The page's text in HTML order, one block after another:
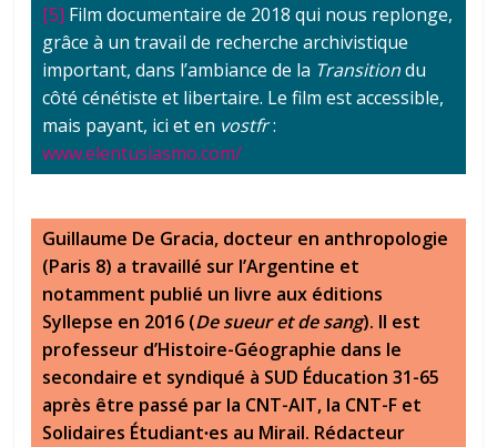
[5] Film documentaire de 2018 qui nous replonge,
grâce à un travail de recherche archivistique
important, dans l’ambiance de la Transitiondu
côté cénétiste et libertaire. Le film est accessible,
mais payant, ici et en vostfr:
www.elentusiasmo.com/
Guillaume De Gracia, docteur en anthropologie
(Paris 8) a travaillé sur l’Argentine et
notamment publié un livre aux éditions
Syllepse en 2016 (De sueur et de sang). Il est
professeur d’Histoire-Géographie dans le
secondaire et syndiqué à SUD Éducation 31-65
après être passé par la CNT-AIT, la CNT-F et
Solidaires Étudiant∙es au Mirail. Rédacteur